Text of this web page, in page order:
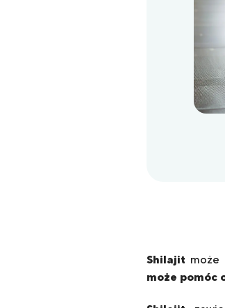
Shilajit może
może pomóc